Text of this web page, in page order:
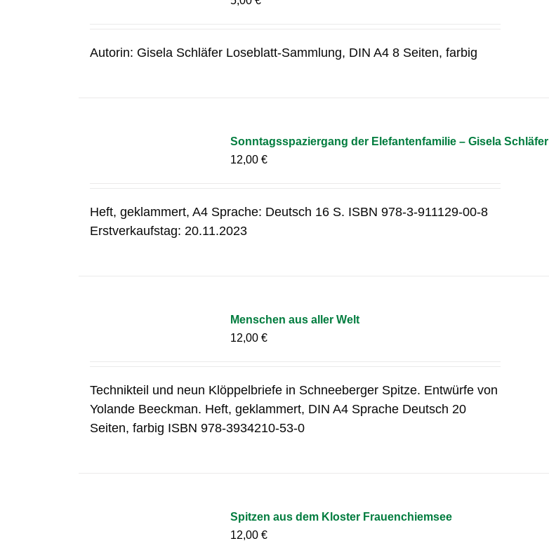
Autorin: Gisela Schläfer Loseblatt-Sammlung, DIN A4 8 Seiten, farbig
Sonntagsspaziergang der Elefantenfamilie – Gisela Schläfer
12,00€
Heft, geklammert, A4 Sprache: Deutsch 16 S. ISBN 978-3-911129-00-8
Erstverkaufstag: 20.11.2023
Menschen aus aller Welt
12,00€
Technikteil und neun Klöppelbriefe in Schneeberger Spitze. Entwürfe von
Yolande Beeckman. Heft, geklammert, DIN A4 Sprache Deutsch 20
Seiten, farbig ISBN 978-3934210-53-0
Spitzen aus dem Kloster Frauenchiemsee
12,00€